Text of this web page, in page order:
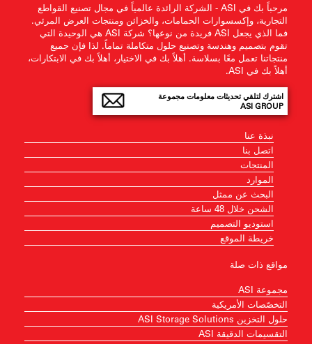
مرحباً بك في ASI - الشركة الرائدة عالمياً في مجال تصنيع القواطع
التجارية، وإكسسوارات الحمامات، والخزائن ومنتجات العرض المرئي.
فما الذي يجعل ASI فريدة من نوعها؟ شركة ASI هي الوحيدة التي
تقوم بتصميم وهندسة وتصنيع حلول متكاملة تماماً. لذا فإن جميع
منتجاتنا تعمل معًا بسلاسة. أهلاً بك في الاختيار، أهلاً بك في الابتكارات،
أهلاً بك في ASI.
اشترك لتلقي تحديثات معلومات مجموعة
ASI GROUP
نبذة عنا
اتصل بنا
المنتجات
الموارد
البحث عن ممثل
الشحن خلال 48 ساعة
استوديو التصميم
خريطة الموقع
مواقع ذات صلة
مجموعة ASI
التخصّصات الأمريكية
حلول التخزين ASI Storage Solutions
التقسيمات الدقيقة ASI